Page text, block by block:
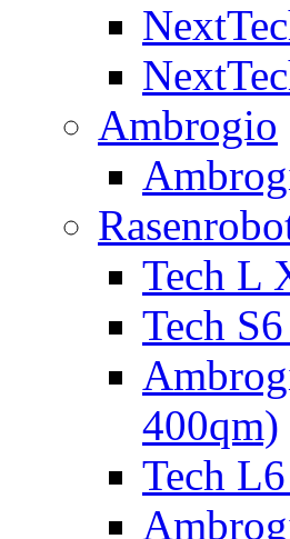
Ambrogio
Tech L
Tech
400qm)
Tech